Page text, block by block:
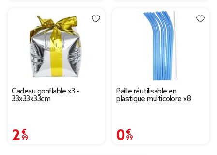
Cadeau gonflable x3 -
33x33x33cm
2,99 €
Paille réutilisable en
plastique multicolore x8
0,99 €